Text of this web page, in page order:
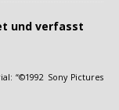
Pictures